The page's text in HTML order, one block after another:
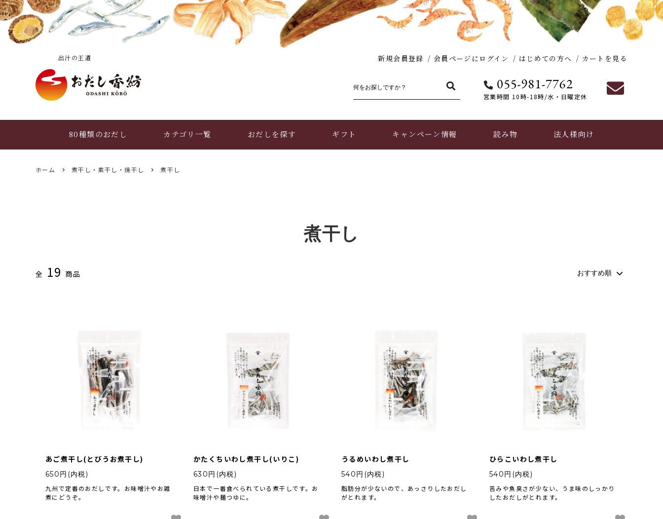
――― 出汁の王道 ――― 新規会員登録 会員ページにログイン はじめての方へ カートを見る
営業時間 10時-18時/水・日曜定休
80種類のおだし カテゴリ一覧
本節・削り器
素干し・焼干し
おだしを探す
食べるおだし
ギフト
えらべるギフト
キャンペーン情報 読み物
おだし香紡便り
おだしの選び方
法人様向け
出張出汁講座 おだしコラボ募集
ホーム 煮干し・素干し・焼干し 煮干し
煮干し
全 19 商品
あご煮干し(とびうお煮干し)
650円(内税)
九州で定番のおだしです。お味噌汁やお雑
煮にどうぞ。
かたくちいわし煮干し(いりこ)
630円(内税)
日本で一番食べられている煮干しです。お
味噌汁や麺つゆに。
うるめいわし煮干し
540円(内税)
脂肪分が少ないので、あっさりしたおだし
がとれます。
ひらこいわし煮干し
540円(内税)
苦みや魚臭さが少ない、うま味のしっかり
したおだしがとれます。